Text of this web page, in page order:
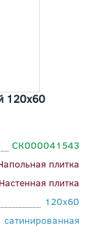
120x60
СК000041543
плитка
Настенная плитка
120x60
сатинированная